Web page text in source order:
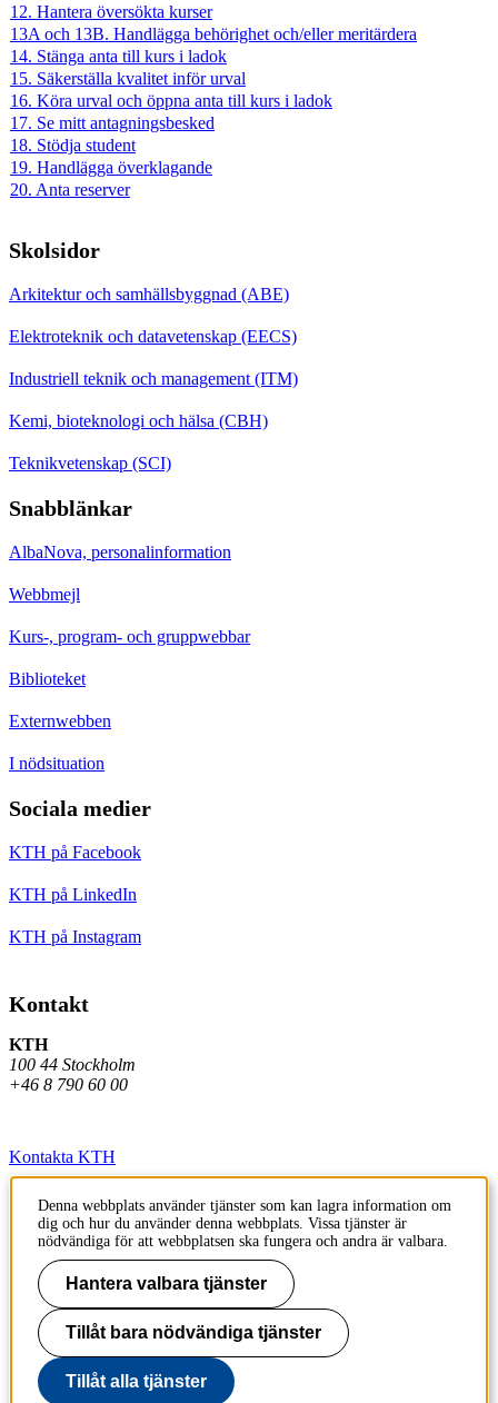
12. Hantera översökta kurser
13A och 13B. Handlägga behörighet och/eller meritärdera
14. Stänga anta till kurs i ladok
15. Säkerställa kvalitet inför urval
16. Köra urval och öppna anta till kurs i ladok
17. Se mitt antagningsbesked
18. Stödja student
19. Handlägga överklagande
20. Anta reserver
Skolsidor
Arkitektur och samhällsbyggnad (ABE)
Elektroteknik och datavetenskap (EECS)
Industriell teknik och management (ITM)
Kemi, bioteknologi och hälsa (CBH)
Teknikvetenskap (SCI)
Snabblänkar
AlbaNova, personalinformation
Webbmejl
Kurs-, program- och gruppwebbar
Biblioteket
Externwebben
I nödsituation
Sociala medier
KTH på Facebook
KTH på LinkedIn
KTH på Instagram
Kontakt
KTH
100 44 Stockholm
+46 8 790 60 00
Kontakta KTH
Jobba på KTH
Press och media
Faktura och betalning KTH
Om KTH:s webbplatser
Tillgänglighetsredogörelse
Denna webbplats använder tjänster som kan lagra information om
dig och hur du använder denna webbplats. Vissa tjänster är
nödvändiga för att webbplatsen ska fungera och andra är valbara.
Hantera valbara tjänster
Tillåt bara nödvändiga tjänster
Tillåt alla tjänster